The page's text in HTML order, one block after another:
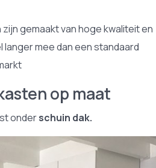
gemaakt van hoge kwaliteit en
langer mee dan een standaard
op maat
onderschuin dak.